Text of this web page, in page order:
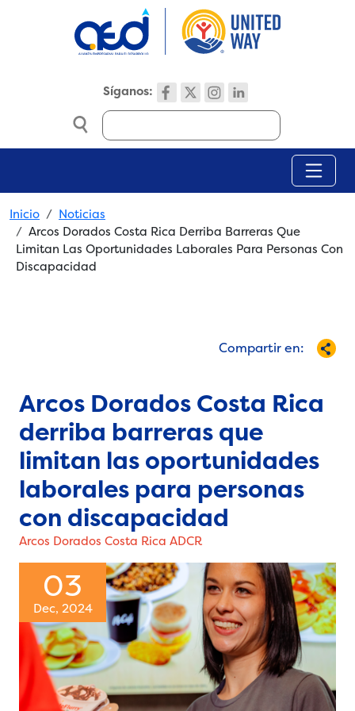
Síganos:
Search
Breadcrumb
Inicio
Noticias
Arcos Dorados Costa Rica Derriba Barreras Que
Limitan Las Oportunidades Laborales Para Personas Con
Discapacidad
Compartir en:
Arcos Dorados Costa Rica
derriba barreras que
limitan las oportunidades
laborales para personas
con discapacidad
Arcos Dorados Costa Rica ADCR
03
Dec, 2024